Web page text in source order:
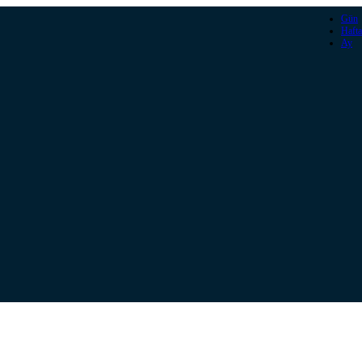
Gün
Hafta
Ay